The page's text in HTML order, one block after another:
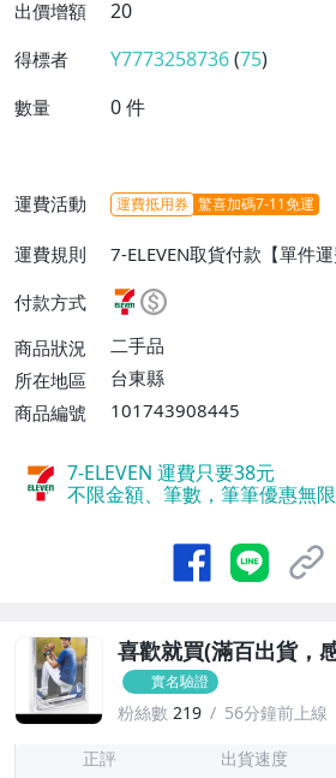
出價增額
20
得標者 Y7773258736(75)
數量 0件
運費活動 運費抵用券 驚喜加碼7-11免運
運費規則
7-ELEVEN取貨付款【單件
EVEN取貨不付款【單件運費
付款方式
商品狀況
二手品
所在地區
台東縣
商品編號
101743908445
7-ELEVEN 運費只要38元
不限金額、筆數，筆筆優惠無限
喜歡就買(滿百出貨，
實名驗證
粉絲數 219 56分鐘前上線
正評 出貨速度